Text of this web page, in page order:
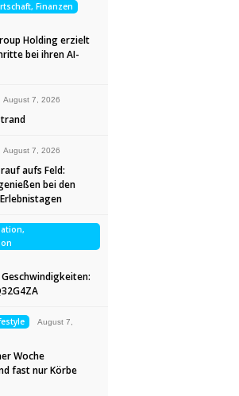
Finanzen
Holding erzielt
bei ihren AI-
August 7, 2026
August 7, 2026
aufs Feld:
bei den
August 7,
Woche
fast nur Körbe